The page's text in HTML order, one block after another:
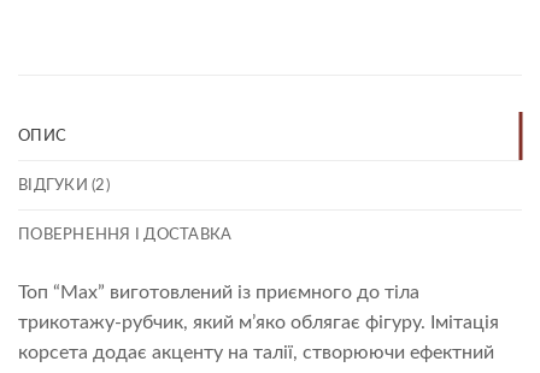
ОПИС
ВІДГУКИ (2)
ПОВЕРНЕННЯ І ДОСТАВКА
Топ “Max” виготовлений із приємного до тіла
трикотажу-рубчик, який м’яко облягає фігуру. Імітація
корсета додає акценту на талії, створюючи ефектний